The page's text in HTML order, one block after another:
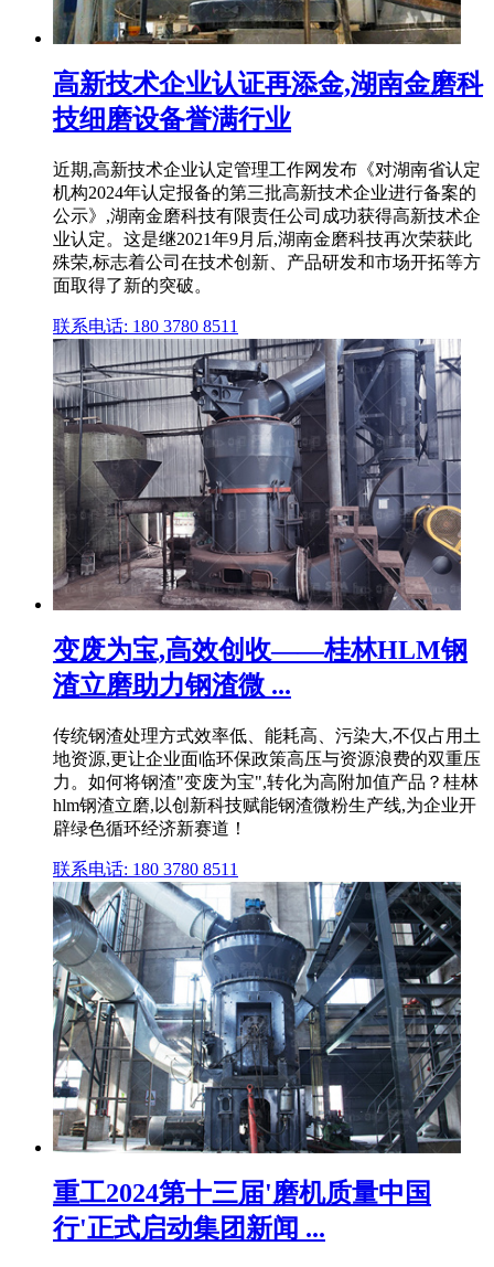
高新技术企业认证再添金,湖南金磨科
技细磨设备誉满行业
近期,高新技术企业认定管理工作网发布《对湖南省认定
机构2024年认定报备的第三批高新技术企业进行备案的
公示》,湖南金磨科技有限责任公司成功获得高新技术企
业认定。这是继2021年9月后,湖南金磨科技再次荣获此
殊荣,标志着公司在技术创新、产品研发和市场开拓等方
面取得了新的突破。
联系电话: 180 3780 8511
变废为宝,高效创收——桂林HLM钢
渣立磨助力钢渣微 ...
传统钢渣处理方式效率低、能耗高、污染大,不仅占用土
地资源,更让企业面临环保政策高压与资源浪费的双重压
力。如何将钢渣"变废为宝",转化为高附加值产品？桂林
hlm钢渣立磨,以创新科技赋能钢渣微粉生产线,为企业开
辟绿色循环经济新赛道！
联系电话: 180 3780 8511
重工2024第十三届'磨机质量中国
行'正式启动集团新闻 ...